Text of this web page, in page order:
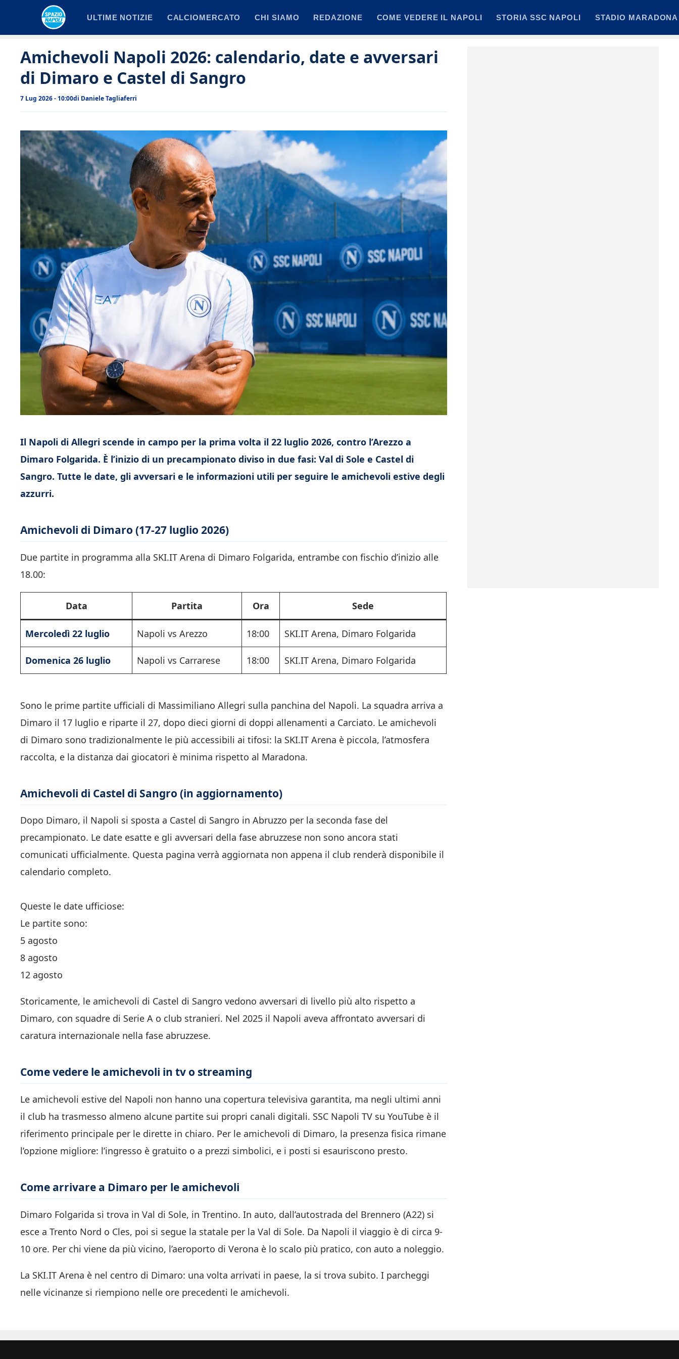
ULTIME NOTIZIE CALCIOMERCATO CHI SIAMO REDAZIONE COME VEDERE IL NAPOLI STORIA SSC NAPOLI STADIO MARADONA
Amichevoli Napoli 2026: calendario, date e avversari
di Dimaro e Castel di Sangro
7 Lug 2026 - 10:00di Daniele Tagliaferri
Il Napoli di Allegri scende in campo per la prima volta il 22 luglio 2026, contro l’Arezzo a
Dimaro Folgarida. È l’inizio di un precampionato diviso in due fasi: Val di Sole e Castel di
Sangro. Tutte le date, gli avversari e le informazioni utili per seguire le amichevoli estive degli
azzurri.
Amichevoli di Dimaro (17-27 luglio 2026)
Due partite in programma alla SKI.IT Arena di Dimaro Folgarida, entrambe con fischio d’inizio alle
18.00:
Data Partita Ora Sede
Mercoledì 22 luglio Napoli vs Arezzo 18:00 SKI.IT Arena, Dimaro Folgarida
Domenica 26 luglio Napoli vs Carrarese 18:00 SKI.IT Arena, Dimaro Folgarida
Sono le prime partite ufficiali di Massimiliano Allegri sulla panchina del Napoli. La squadra arriva a
Dimaro il 17 luglio e riparte il 27, dopo dieci giorni di doppi allenamenti a Carciato. Le amichevoli
di Dimaro sono tradizionalmente le più accessibili ai tifosi: la SKI.IT Arena è piccola, l’atmosfera
raccolta, e la distanza dai giocatori è minima rispetto al Maradona.
Amichevoli di Castel di Sangro (in aggiornamento)
Dopo Dimaro, il Napoli si sposta a Castel di Sangro in Abruzzo per la seconda fase del
precampionato. Le date esatte e gli avversari della fase abruzzese non sono ancora stati
comunicati ufficialmente. Questa pagina verrà aggiornata non appena il club renderà disponibile il
calendario completo.
Queste le date ufficiose:
Le partite sono:
5 agosto
8 agosto
12 agosto
Storicamente, le amichevoli di Castel di Sangro vedono avversari di livello più alto rispetto a
Dimaro, con squadre di Serie A o club stranieri. Nel 2025 il Napoli aveva affrontato avversari di
caratura internazionale nella fase abruzzese.
Come vedere le amichevoli in tv o streaming
Le amichevoli estive del Napoli non hanno una copertura televisiva garantita, ma negli ultimi anni
il club ha trasmesso almeno alcune partite sui propri canali digitali. SSC Napoli TV su YouTube è il
riferimento principale per le dirette in chiaro. Per le amichevoli di Dimaro, la presenza fisica rimane
l’opzione migliore: l’ingresso è gratuito o a prezzi simbolici, e i posti si esauriscono presto.
Come arrivare a Dimaro per le amichevoli
Dimaro Folgarida si trova in Val di Sole, in Trentino. In auto, dall’autostrada del Brennero (A22) si
esce a Trento Nord o Cles, poi si segue la statale per la Val di Sole. Da Napoli il viaggio è di circa 9-
10 ore. Per chi viene da più vicino, l’aeroporto di Verona è lo scalo più pratico, con auto a noleggio.
La SKI.IT Arena è nel centro di Dimaro: una volta arrivati in paese, la si trova subito. I parcheggi
nelle vicinanze si riempiono nelle ore precedenti le amichevoli.